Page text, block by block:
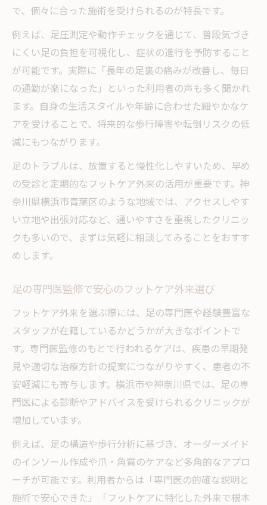
で、個々に合った施術を受けられるのが特長です。
例えば、足圧測定や動作チェックを通じて、普段気づき
にくい足の負担を可視化し、症状の進行を予防すること
が可能です。実際に「長年の足裏の痛みが改善し、毎日
の通勤が楽になった」といった利用者の声も多く聞かれ
ます。自身の生活スタイルや年齢に合わせた細やかなケ
アを受けることで、将来的な歩行障害や転倒リスクの低
減にもつながります。
足のトラブルは、放置すると慢性化しやすいため、早め
の受診と定期的なフットケア外来の活用が重要です。神
奈川県横浜市青葉区のような地域では、アクセスしやす
い立地や出張対応など、通いやすさを重視したクリニッ
クも多いので、まずは気軽に相談してみることをおすす
めします。
足の専門医監修で安心のフットケア外来選び
フットケア外来を選ぶ際には、足の専門医や経験豊富な
スタッフが在籍しているかどうかが大きなポイントで
す。専門医監修のもとで行われるケアは、疾患の早期発
見や適切な治療方針の提案につながりやすく、患者の不
安軽減にも寄与します。横浜市や神奈川県では、足の専
門医による診断やアドバイスを受けられるクリニックが
増加しています。
例えば、足の構造や歩行分析に基づき、オーダーメイド
のインソール作成や爪・角質のケアなど多角的なアプロ
ーチが可能です。利用者からは「専門医の的確な説明と
施術で安心できた」「フットケアに特化した外来で根本